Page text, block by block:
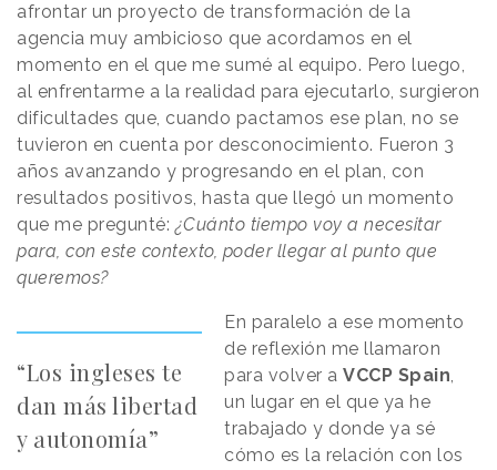
afrontar un proyecto de transformación de la
agencia muy ambicioso que acordamos en el
momento en el que me sumé al equipo. Pero luego,
al enfrentarme a la realidad para ejecutarlo, surgieron
dificultades que, cuando pactamos ese plan, no se
tuvieron en cuenta por desconocimiento. Fueron 3
años avanzando y progresando en el plan, con
resultados positivos, hasta que llegó un momento
que me pregunté:¿Cuánto tiempo voy a necesitar
para, con este contexto, poder llegar al punto que
queremos?
“Los ingleses te
dan más libertad
y autonomía”
En paralelo a ese momento
de reflexión me llamaron
para volver aVCCP Spain,
un lugar en el que ya he
trabajado y donde ya sé
cómo es la relación con los